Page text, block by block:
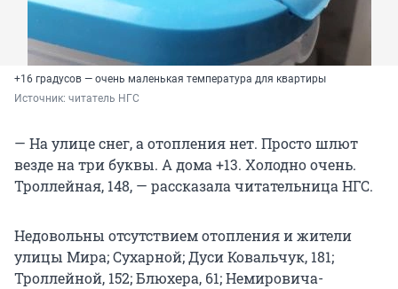
+16 градусов — очень маленькая температура для квартиры
Источник: читатель НГС
— На улице снег, а отопления нет. Просто шлют
везде на три буквы. А дома +13. Холодно очень.
Троллейная, 148, — рассказала читательница НГС.
Недовольны отсутствием отопления и жители
улицы Мира; Сухарной; Дуси Ковальчук, 181;
Троллейной, 152; Блюхера, 61; Немировича-